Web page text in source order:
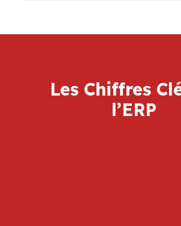
Les Chiffres
l’ERP